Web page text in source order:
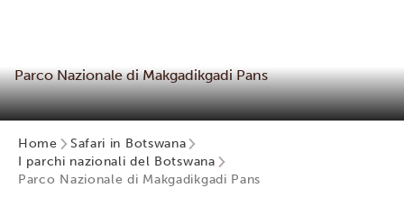
Parco Nazionale di Makgadikgadi Pans
Home
Safari in Botswana
I parchi nazionali del Botswana
Parco Nazionale di Makgadikgadi Pans